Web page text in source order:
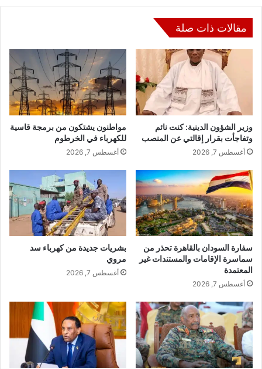
مقالات ذات صلة
وزير الشؤون الدينية: كنت نائم
وتفاجأت بقرار إقالتي عن المنصب
أغسطس 7, 2026
مواطنون يشتكون من برمجة قاسية
للكهرباء في الخرطوم
أغسطس 7, 2026
سفارة السودان بالقاهرة تحذر من
سماسرة الإقامات والمستندات غير
المعتمدة
أغسطس 7, 2026
بشريات جديدة من كهرباء سد
مروي
أغسطس 7, 2026